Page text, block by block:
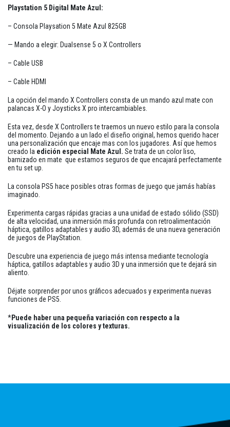
Playstation 5 Digital Mate Azul:
– Consola Playsation 5 Mate Azul 825GB
— Mando a elegir: Dualsense 5 o X Controllers
– Cable USB
– Cable HDMI
La opción del mando X Controllers consta de un mando azul mate con
palancas X-O y Joysticks X pro intercambiables.
Esta vez, desde X Controllers te traemos un nuevo estilo para la consola
del momento. Dejando a un lado el diseño original, hemos querido hacer
una personalización que encaje mas con los jugadores. Así que hemos
creado la edición especial Mate Azul. Se trata de un color liso,
barnizado en mate que estamos seguros de que encajará perfectamente
en tu set up.
La consola PS5 hace posibles otras formas de juego que jamás habías
imaginado.
Experimenta cargas rápidas gracias a una unidad de estado sólido (SSD)
de alta velocidad, una inmersión más profunda con retroalimentación
háptica, gatillos adaptables y audio 3D, además de una nueva generación
de juegos de PlayStation.
Descubre una experiencia de juego más intensa mediante tecnología
háptica, gatillos adaptables y audio 3D y una inmersión que te dejará sin
aliento.
Déjate sorprender por unos gráficos adecuados y experimenta nuevas
funciones de PS5.
*Puede haber una pequeña variación con respecto a la
visualización de los colores y texturas.